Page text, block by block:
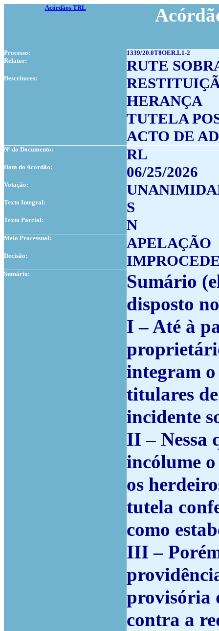
Acórdãos TRL
Processo:
1339/20.0T8OER.L1-2
Relator:
RUTE
Descritores:
HERANÇA
TUTELA
ACTO DE
Nº do Documento: RL
Data do Acordão: 06/25/2026
Votação:
Texto Integral: S
Texto Parcial: N
Meio Processual: APELAÇÃO
Decisão:
Sumário: Sumário
disposto
I – Até à
integram
titulares
incidente
II – Nessa
incólume
os
tutela
como
III –
provisória
contra a